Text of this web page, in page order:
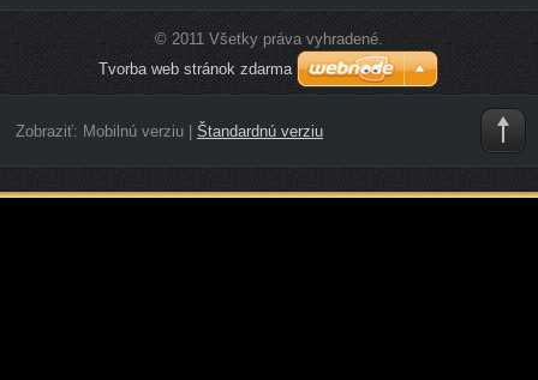
© 2011 Všetky práva vyhradené.
Tvorba web stránok zdarma
Zobraziť: Mobilnú verziu| Štandardnú verziu